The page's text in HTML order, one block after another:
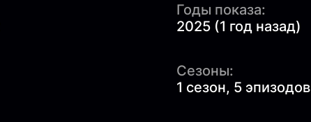
Годы показа:
2025 (1 год назад)
Сезоны:
1 сезон, 5 эпизодов